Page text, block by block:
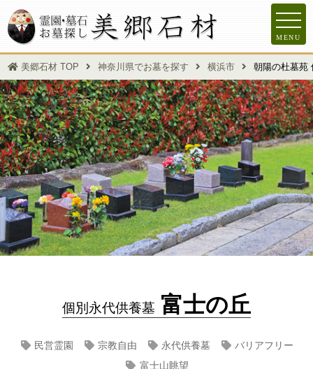
MENU
美郷石材 TOP 神奈川県でお墓を探す 横浜市 朝陽の杜墓苑
個別永代供養墓 富士の丘
民営霊園 宗教自由 永代供養墓
バリアフリー
富士山眺望